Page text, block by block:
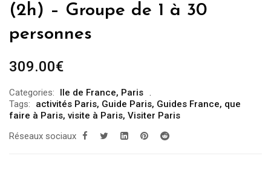
(2h) – Groupe de 1 à 30
personnes
309.00€
Categories: Ile de France, Paris
Tags:
activités Paris, Guide Paris, Guides France, que
faire à Paris, visite à Paris, Visiter Paris
Réseaux sociaux